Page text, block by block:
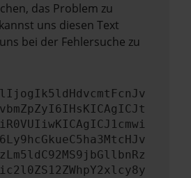
das Problem zu
uns diesen Text
bei der Fehlersuche zu